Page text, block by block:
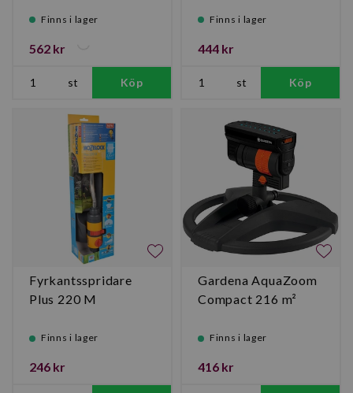
Finns i lager
562 kr
st Köp
Finns i lager
444 kr
st Köp
Fyrkantsspridare
Plus 220 M
Finns i lager
246 kr
Gardena AquaZoom
Compact 216 m²
Finns i lager
416 kr